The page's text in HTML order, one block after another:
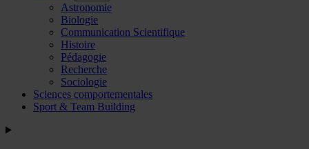
Astronomie
Biologie
Communication Scientifique
Histoire
Pédagogie
Recherche
Sociologie
Sciences comportementales
Sport & Team Building